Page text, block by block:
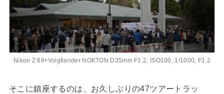
Nikon Z 6II+Voigtlander NOKTON D35mm F1.2, ISO100, 1/1000, F1.2
そこに鎮座するのは、お久しぶりの47ツアートラッ